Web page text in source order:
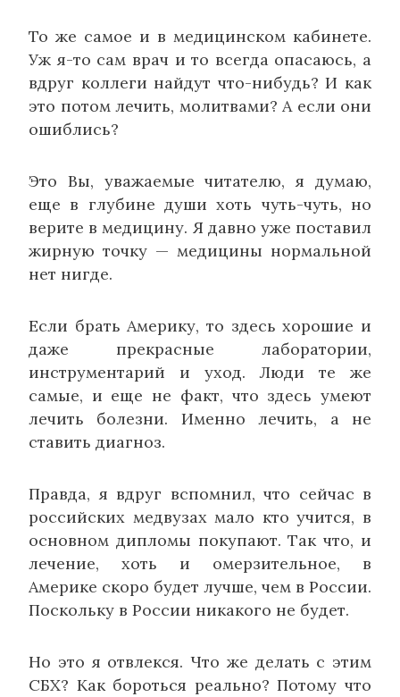
То же самое и в медицинском кабинете.
Уж я-то сам врач и то всегда опасаюсь, а
вдруг коллеги найдут что-нибудь? И как
это потом лечить, молитвами? А если они
ошиблись?
Это Вы, уважаемые читателю, я думаю,
еще в глубине души хоть чуть-чуть, но
верите в медицину. Я давно уже поставил
жирную точку — медицины нормальной
нет нигде.
Если брать Америку, то здесь хорошие и
даже прекрасные лаборатории,
инструментарий и уход. Люди те же
самые, и еще не факт, что здесь умеют
лечить болезни. Именно лечить, а не
ставить диагноз.
Правда, я вдруг вспомнил, что сейчас в
российских медвузах мало кто учится, в
основном дипломы покупают. Так что, и
лечение, хоть и омерзительное, в
Америке скоро будет лучше, чем в России.
Поскольку в России никакого не будет.
Но это я отвлекся. Что же делать с этим
СБХ? Как бороться реально? Потому что